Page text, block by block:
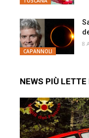
CAPANNOLI
8
NEWS PIÙ